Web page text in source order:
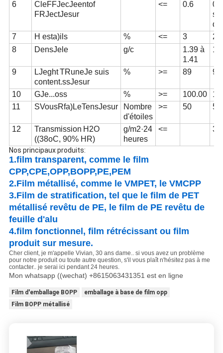
6
C leFFJecJeentof
FRJectJesur
<= 0.6 0.
7
H esta)ils % <= 3 2.
8
DensJele g/c
1.39 à
1.41
9 LJeghtTRuneJe suis
content.ssJesur
% >= 89
10 GJe...oss % >= 100.00 1
11
SVousRfa)LeTensJesur
Nombre
d'étoiles
>= 50 5
12 Transmission H2O
((38oC, 90% HR)
g/m2·24
heures
<= 3.3
Nos principaux produits:
1.film transparent, comme le film
CPP,CPE,OPP,BOPP,PE,PEM
2.Film métallisé, comme le VMPET, le VMCPP
3.Film de stratification, tel que le film de PET
métallisé revêtu de PE, le film de PE revêtu de
feuille d'alu
4.film fonctionnel, film rétrécissant ou film
produit sur mesure.
Cher client, je m'appelle Vivian, 30 ans dame.. si vous avez un problème
pour notre produit ou toute autre question, s'il vous plaît n'hésitez pas à me
contacter.. je serai ici pendant 24 heures.
Mon whatsapp ((wechat) +8615063431351 est en ligne
Film d'emballage BOPP
emballage à base de film opp
Film BOPP métallisé